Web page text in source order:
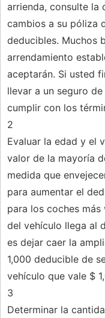
arrienda, consulte la
cambios a su póliza
deducibles. Muchos
arrendamiento
aceptarán. Si usted
llevar a un seguro
cumplir con los
2
Evaluar la edad y el
valor de la mayoría
medida que
para aumentar el
para los coches
del vehículo llega al
es dejar caer la
1,000 deducible de
vehículo que vale $
3
Determinar la